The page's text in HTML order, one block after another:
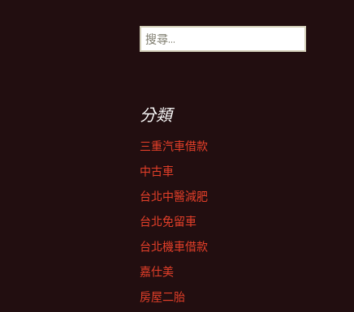
搜
尋
分類
三重汽車借款
中古車
台北中醫減肥
台北免留車
台北機車借款
嘉仕美
房屋二胎